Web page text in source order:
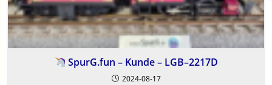
SpurG.fun – Kunde – LGB–2217D
2024-08-17